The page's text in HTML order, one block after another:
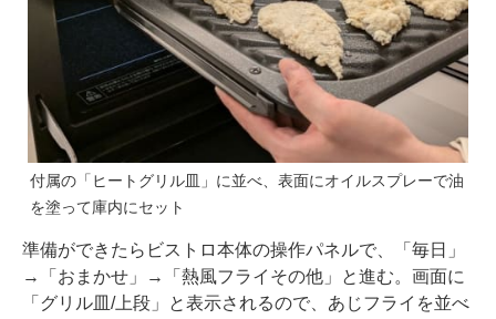
付属の「ヒートグリル皿」に並べ、表面にオイルスプレーで油
を塗って庫内にセット
準備ができたらビストロ本体の操作パネルで、「毎日」
→「おまかせ」→「熱風フライその他」と進む。画面に
「グリル皿/上段」と表示されるので、あじフライを並べ